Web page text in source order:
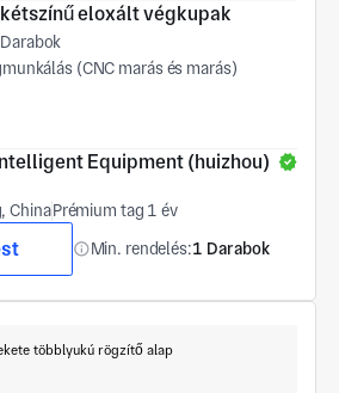
eloxált végkupak
(CNC marás és marás)
Equipment (huizhou)
ChinaPrémium tag 1 év
Min. rendelés:1 Darabok